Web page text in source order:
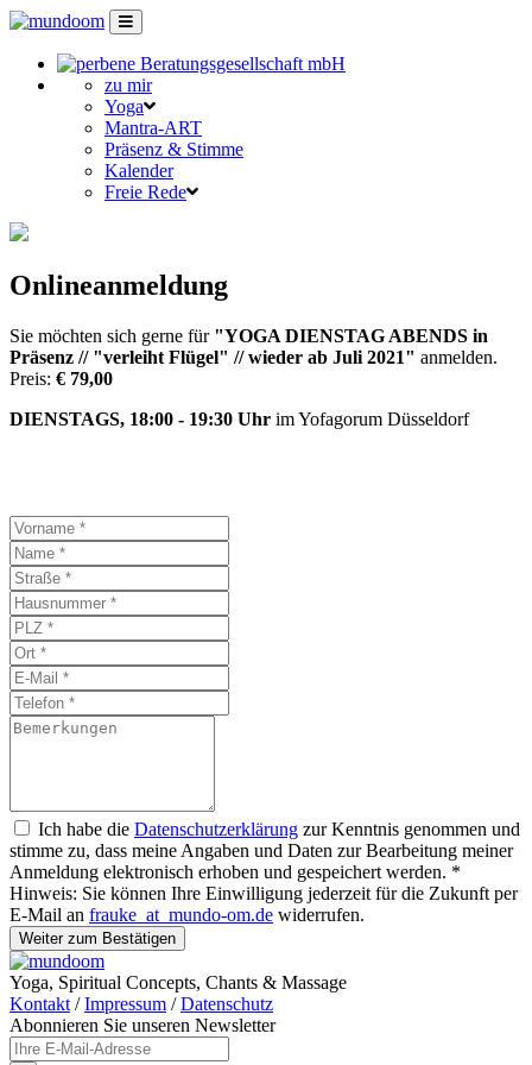
zu mir
Yoga
Mantra-ART
Präsenz & Stimme
Kalender
Freie Rede
Onlineanmeldung
Sie möchten sich gerne für "YOGA DIENSTAG ABENDS in
Präsenz // "verleiht Flügel" // wieder ab Juli 2021" anmelden.
Preis: € 79,00
DIENSTAGS, 18:00 - 19:30 Uhr im Yofagorum Düsseldorf
Ich habe die Datenschutzerklärung zur Kenntnis genommen und
stimme zu, dass meine Angaben und Daten zur Bearbeitung meiner
Anmeldung elektronisch erhoben und gespeichert werden. *
Hinweis: Sie können Ihre Einwilligung jederzeit für die Zukunft per
E-Mail an frauke _at_ mundo-om.de widerrufen.
Yoga, Spiritual Concepts, Chants & Massage
Kontakt /Impressum /Datenschutz
Abonnieren Sie unseren Newsletter